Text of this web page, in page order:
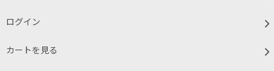
ログイン
カートを見る